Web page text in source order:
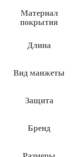
Материал
покрытия
Длина
Вид манжеты
Защита
Бренд